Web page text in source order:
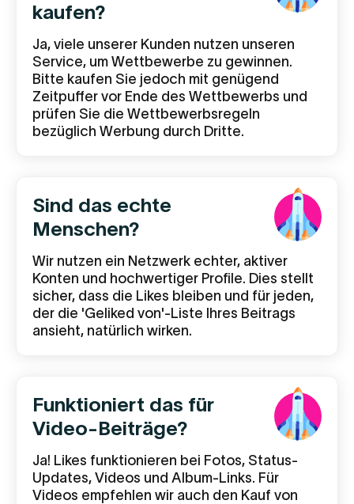
kaufen?
Ja, viele unserer Kunden nutzen unseren
Service, um Wettbewerbe zu gewinnen.
Bitte kaufen Sie jedoch mit genügend
Zeitpuffer vor Ende des Wettbewerbs und
prüfen Sie die Wettbewerbsregeln
bezüglich Werbung durch Dritte.
Sind das echte
Menschen?
Wir nutzen ein Netzwerk echter, aktiver
Konten und hochwertiger Profile. Dies stellt
sicher, dass die Likes bleiben und für jeden,
der die 'Geliked von'-Liste Ihres Beitrags
ansieht, natürlich wirken.
Funktioniert das für
Video-Beiträge?
Ja! Likes funktionieren bei Fotos, Status-
Updates, Videos und Album-Links. Für
Videos empfehlen wir auch den Kauf von